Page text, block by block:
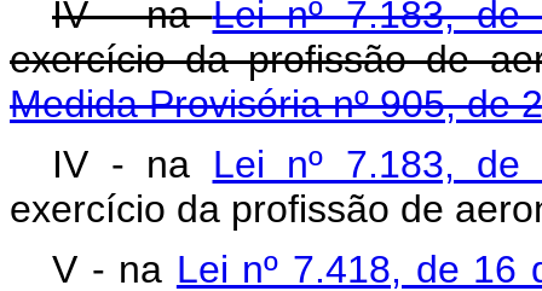
IV - naLei nº 7.183,
exercício da
Medida Provisória nº 905, de
IV - na Lei nº 7.183,
exercício da profissão de
V - na Lei nº 7.418, de 16